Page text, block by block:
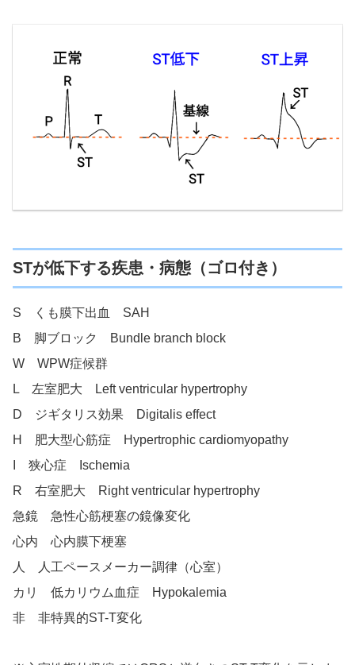
STが低下する疾患・病態（ゴロ付き）
S くも膜下出血 SAH
B 脚ブロック Bundle branch block
W WPW症候群
L 左室肥大 Left ventricular hypertrophy
D ジギタリス効果 Digitalis effect
H 肥大型心筋症 Hypertrophic cardiomyopathy
I 狭心症 Ischemia
R 右室肥大 Right ventricular hypertrophy
急鏡 急性心筋梗塞の鏡像変化
心内 心内膜下梗塞
人 人工ペースメーカー調律（心室）
カリ 低カリウム血症 Hypokalemia
非 非特異的ST-T変化